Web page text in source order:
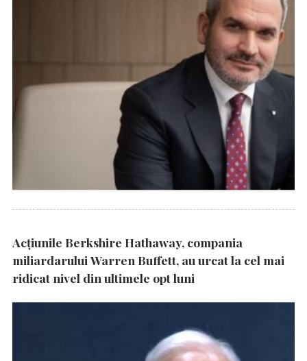
Acțiunile Berkshire Hathaway, compania
miliardarului Warren Buffett, au urcat la cel mai
ridicat nivel din ultimele opt luni